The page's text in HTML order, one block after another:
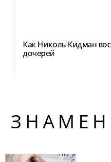
Как Николь Кидман
дочерей